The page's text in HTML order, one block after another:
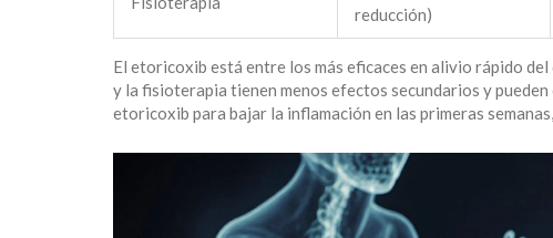
reducción)
El etoricoxib está entre los más eficaces en alivio rápido
y la fisioterapia tienen menos efectos secundarios y
etoricoxib para bajar la inflamación en las primeras